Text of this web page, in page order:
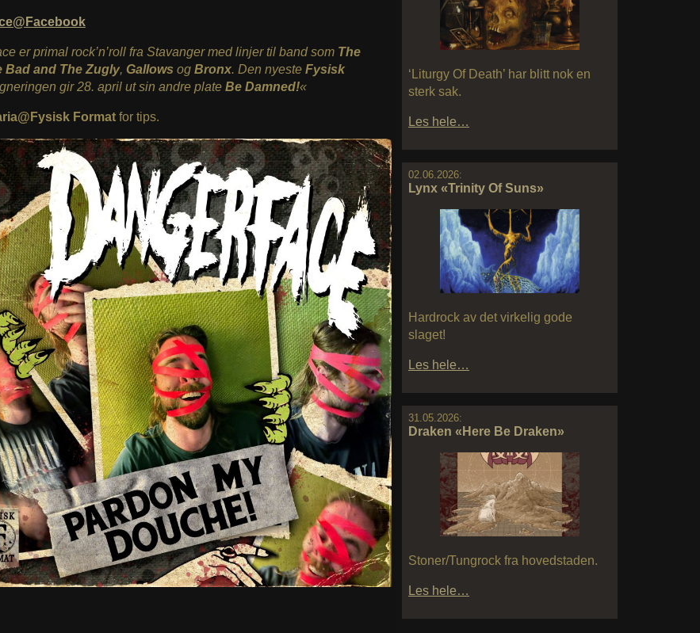
‘Liturgy Of Death’ har blitt nok en
sterk sak.
Les hele…
02.06.2026:
Lynx «Trinity Of Suns»
Hardrock av det virkelig gode
slaget!
Les hele…
31.05.2026:
Draken «Here Be Draken»
Stoner/Tungrock fra hovedstaden.
Les hele…
er primal rock’n’roll fra Stavanger med linjer til band som The
Bad and The Zugly, Gallows ogBronx. Den nyeste Fysisk
gir 28. april ut sin andre plate Be Damned!«
Formatfor tips.